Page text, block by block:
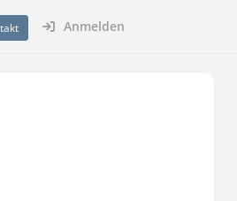
Anmelden